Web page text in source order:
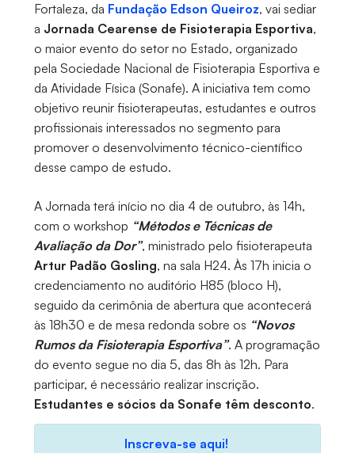
Fortaleza, da Fundação Edson Queiroz, vai sediar
a Jornada Cearense de Fisioterapia Esportiva,
o maior evento do setor no Estado, organizado
pela Sociedade Nacional de Fisioterapia Esportiva e
da Atividade Física (Sonafe). A iniciativa tem como
objetivo reunir fisioterapeutas, estudantes e outros
profissionais interessados no segmento para
promover o desenvolvimento técnico-científico
desse campo de estudo.
A Jornada terá início no dia 4 de outubro, às 14h,
com o workshop “Métodos e Técnicas de
Avaliação da Dor”, ministrado pelo fisioterapeuta
Artur Padão Gosling, na sala H24. Às 17h inicia o
credenciamento no auditório H85 (bloco H),
seguido da cerimônia de abertura que acontecerá
às 18h30 e de mesa redonda sobre os “Novos
Rumos da Fisioterapia Esportiva”. A programação
do evento segue no dia 5, das 8h às 12h. Para
participar, é necessário realizar inscrição.
Estudantes e sócios da Sonafe têm desconto.
Inscreva-se aqui!